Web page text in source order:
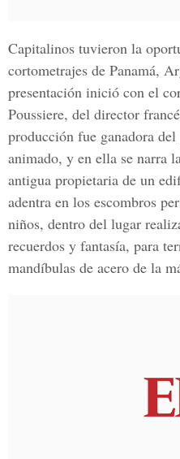
Capitalinos tuvieron la
cortometrajes de Panamá,
presentación inició con el
Poussiere, del director
producción fue ganadora
animado, y en ella se narra
antigua propietaria de un
adentra en los escombros
niños, dentro del lugar
recuerdos y fantasía, para
mandíbulas de acero de la